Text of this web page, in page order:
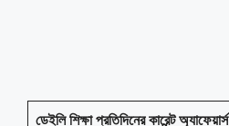
ডেইলি শিক্ষা প্রতিদিনের কারেন্ট অ্যাফেয়ার্স